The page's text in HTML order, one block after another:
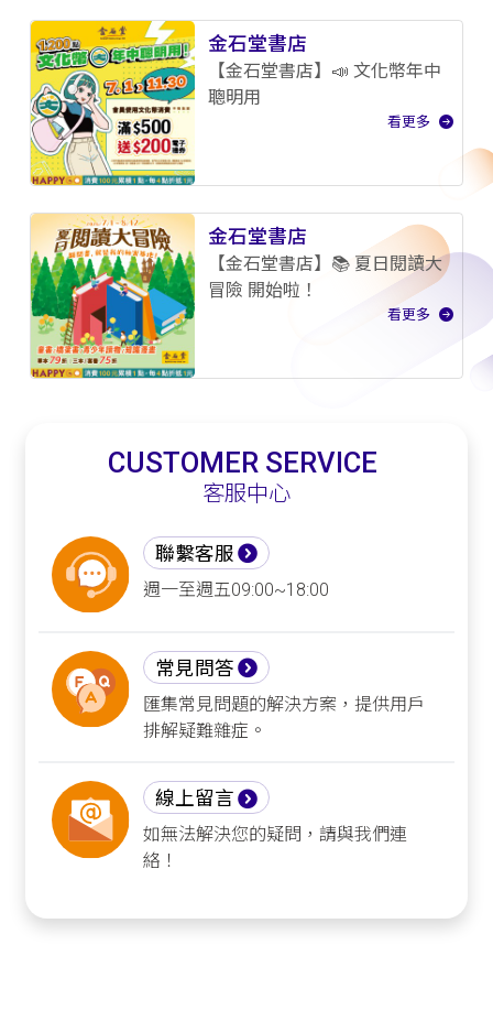
金石堂書店
【金石堂書店】📣 文化幣年中
聰明用
看更多
金石堂書店
【金石堂書店】📚 夏日閱讀大
冒險 開始啦！
看更多
CUSTOMER SERVICE
客服中心
聯繫客服
週一至週五09:00~18:00
常見問答
匯集常見問題的解決方案，提供用戶
排解疑難雜症。
線上留言
如無法解決您的疑問，請與我們連
絡！